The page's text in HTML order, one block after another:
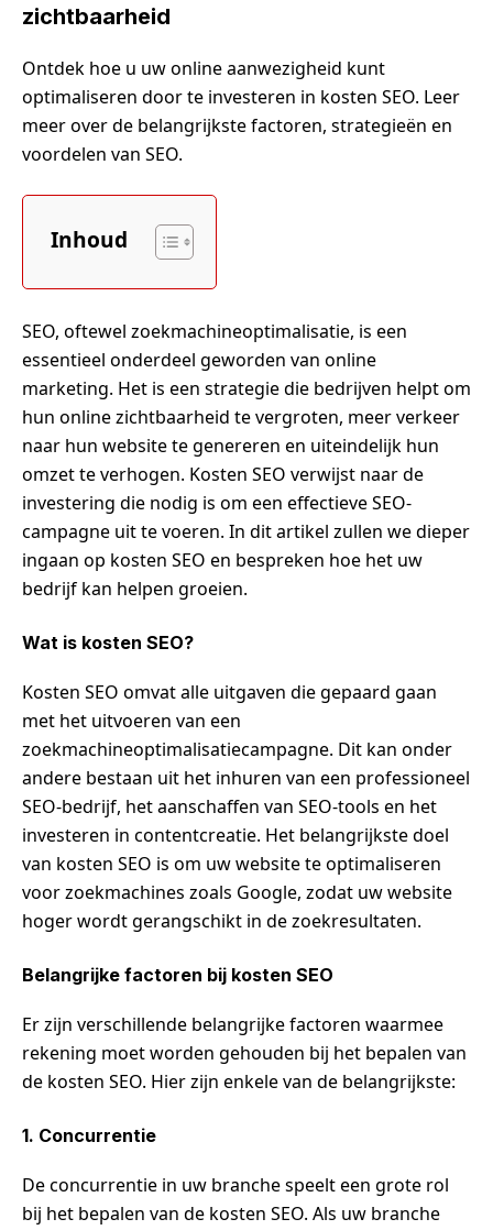
zichtbaarheid
Ontdek hoe u uw online aanwezigheid kunt
optimaliseren door te investeren in kosten SEO. Leer
meer over de belangrijkste factoren, strategieën en
voordelen van SEO.
Inhoud
SEO, oftewel zoekmachineoptimalisatie, is een
essentieel onderdeel geworden van online
marketing. Het is een strategie die bedrijven helpt om
hun online zichtbaarheid te vergroten, meer verkeer
naar hun website te genereren en uiteindelijk hun
omzet te verhogen. Kosten SEO verwijst naar de
investering die nodig is om een effectieve SEO-
campagne uit te voeren. In dit artikel zullen we dieper
ingaan op kosten SEO en bespreken hoe het uw
bedrijf kan helpen groeien.
Wat is kosten SEO?
Kosten SEO omvat alle uitgaven die gepaard gaan
met het uitvoeren van een
zoekmachineoptimalisatiecampagne. Dit kan onder
andere bestaan uit het inhuren van een professioneel
SEO-bedrijf, het aanschaffen van SEO-tools en het
investeren in contentcreatie. Het belangrijkste doel
van kosten SEO is om uw website te optimaliseren
voor zoekmachines zoals Google, zodat uw website
hoger wordt gerangschikt in de zoekresultaten.
Belangrijke factoren bij kosten SEO
Er zijn verschillende belangrijke factoren waarmee
rekening moet worden gehouden bij het bepalen van
de kosten SEO. Hier zijn enkele van de belangrijkste:
1. Concurrentie
De concurrentie in uw branche speelt een grote rol
bij het bepalen van de kosten SEO. Als uw branche